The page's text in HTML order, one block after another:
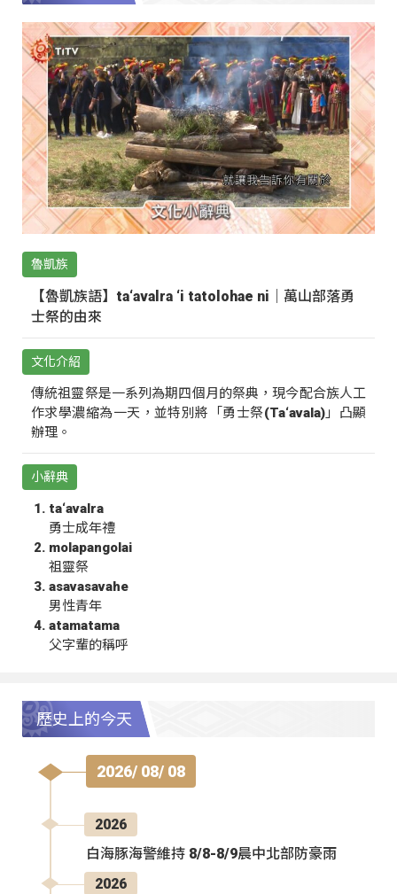
魯凱族
【魯凱族語】ta‘avalra ‘i tatolohae ni｜萬山部落勇
士祭的由來
文化介紹
傳統祖靈祭是一系列為期四個月的祭典，現今配合族人工
作求學濃縮為一天，並特別將「勇士祭(Ta‘avala)」凸顯
辦理。
小辭典
ta‘avalra
勇士成年禮
molapangolai
祖靈祭
asavasavahe
男性青年
atamatama
父字輩的稱呼
歷史上的今天
2026/ 08/ 08
2026
白海豚海警維持 8/8-8/9晨中北部防豪雨
2026